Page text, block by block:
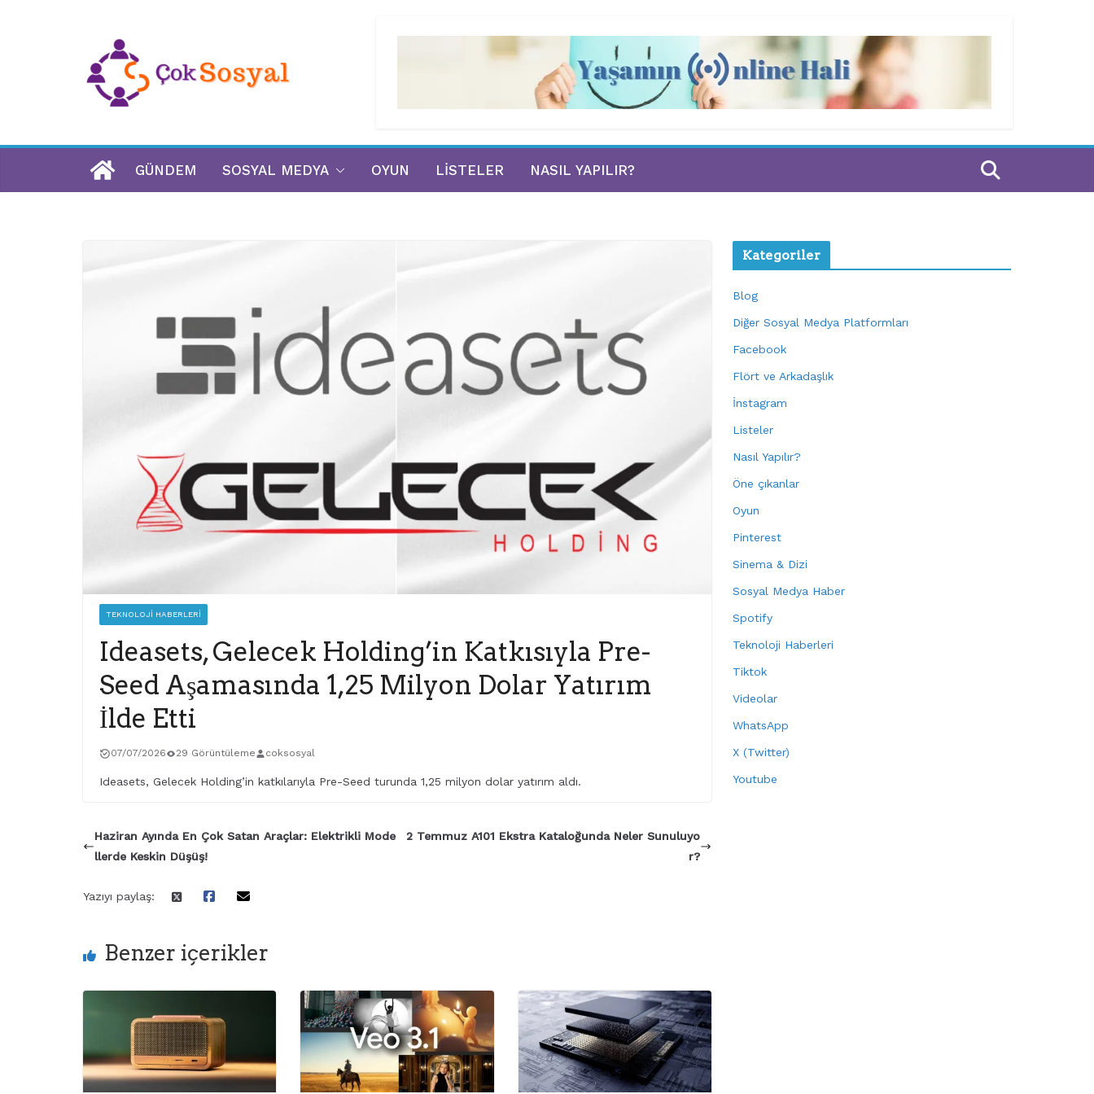
GÜNDEM SOSYAL MEDYA OYUN LISTELER NASIL YAPILIR?
TEKNOLOJI HABERLERI
Ideasets, Gelecek Holding’in Katkısıyla Pre-
Seed Aşamasında 1,25 Milyon Dolar Yatırım
İlde Etti
07/07/2026 29 Görüntüleme coksosyal
Ideasets, Gelecek Holding’in katkılarıyla Pre-Seed turunda 1,25 milyon dolar yatırım aldı.
Haziran Ayında En Çok Satan Araçlar: Elektrikli Mode
llerde Keskin Düşüş!
2 Temmuz A101 Ekstra Kataloğunda Neler Sunuluyo
r?
Yazıyı paylaş:
Benzer içerikler
Kategoriler
Blog
Diğer Sosyal Medya Platformları
Facebook
Flört ve Arkadaşlık
İnstagram
Listeler
Nasıl Yapılır?
Öne çıkanlar
Oyun
Pinterest
Sinema & Dizi
Sosyal Medya Haber
Spotify
Teknoloji Haberleri
Tiktok
Videolar
WhatsApp
X (Twitter)
Youtube